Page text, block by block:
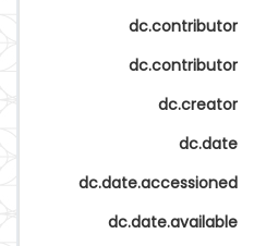
dc.contributor
dc.contributor
dc.creator
dc.date
dc.date.accessioned
dc.date.available